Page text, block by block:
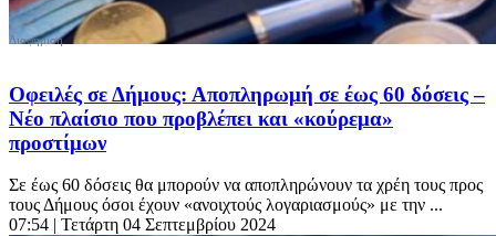
Οφειλές σε Δήμους: Αποπληρωμή σε έως 60 δόσεις –
Νέο πλαίσιο που προβλέπει και «κούρεμα»
προστίμων
Σε έως 60 δόσεις θα μπορούν να αποπληρώνουν τα χρέη τους προς
τους Δήμους όσοι έχουν «ανοιχτούς λογαριασμούς» με την ...
07:54 | Τετάρτη 04 Σεπτεμβρίου 2024